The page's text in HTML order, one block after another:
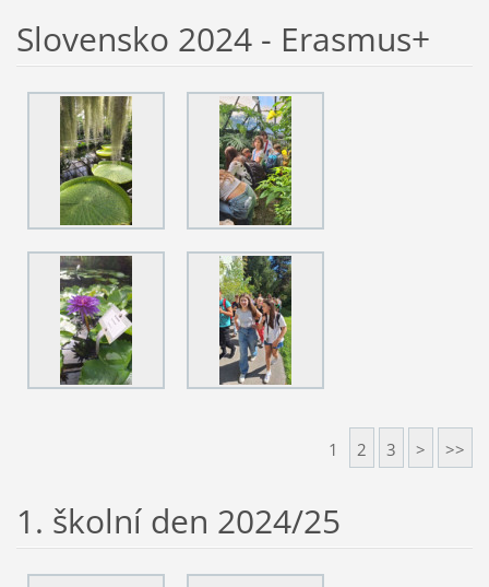
Slovensko 2024 - Erasmus+
1 2 3 > >>
1. školní den 2024/25